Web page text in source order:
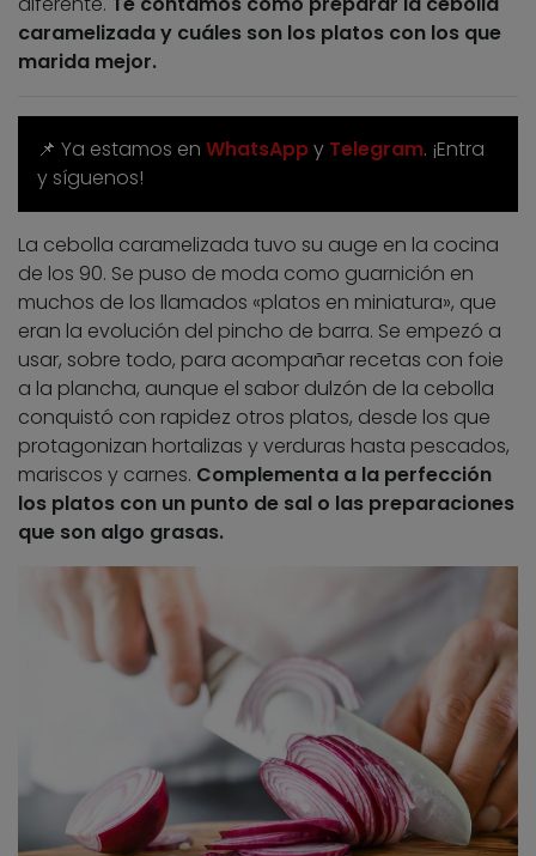
caramelizada y cuáles son los platos con los que
marida mejor.
📌 Ya estamos en WhatsAppy Telegram. ¡Entra
y síguenos!
La cebolla caramelizada tuvo su auge en la cocina
de los 90. Se puso de moda como guarnición en
muchos de los llamados «platos en miniatura», que
eran la evolución del pincho de barra. Se empezó a
usar, sobre todo, para acompañar recetas con foie
a la plancha, aunque el sabor dulzón de la cebolla
conquistó con rapidez otros platos, desde los que
protagonizan hortalizas y verduras hasta pescados,
mariscos y carnes. Complementa a la perfección
los platos con un punto de sal o las preparaciones
que son algo grasas.